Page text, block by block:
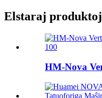
Elstaraj produktoj
HM-Nova